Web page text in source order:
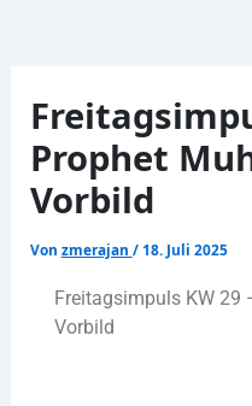
Prophet
Vorbild
Von zmerajan /18. Juli 2025
Freitagsimpuls KW 29
Vorbild